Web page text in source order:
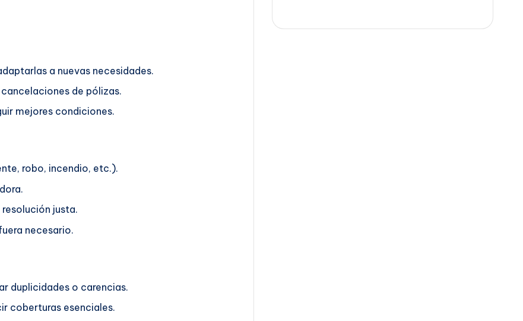
a nuevas necesidades.
de pólizas.
mejores condiciones.
robo, incendio, etc.).
justa.
necesario.
duplicidades o carencias.
coberturas esenciales.